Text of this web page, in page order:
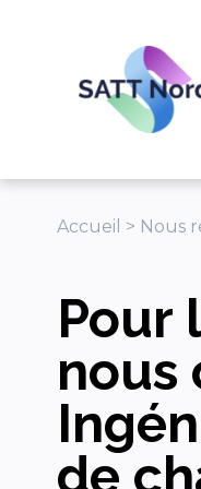
Accueil > Nous
Pour
nous
de